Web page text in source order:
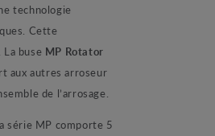
technologie
Cette
buse MP Rotator
aux autres arroseur
de l’arrosage.
série MP comporte 5